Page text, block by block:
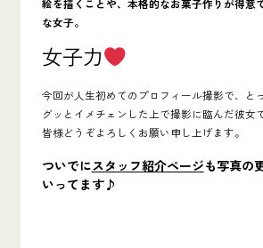
な女子。
女子力
今回が人生初めてのプロフィール撮影で、と
グッとイメチェンした上で撮影に臨んだ彼女
皆様どうぞよろしくお願い申し上げます。
ついでにスタッフ紹介ページも写真の
いってます♪